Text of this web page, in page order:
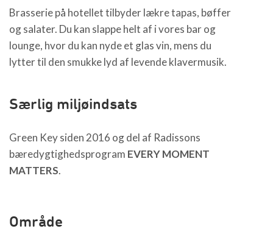
Brasserie på hotellet tilbyder lækre tapas, bøffer
og salater. Du kan slappe helt af i vores bar og
lounge, hvor du kan nyde et glas vin, mens du
lytter til den smukke lyd af levende klavermusik.
Særlig miljøindsats
Green Key siden 2016 og del af Radissons
bæredygtighedsprogram EVERY MOMENT
MATTERS.
Område